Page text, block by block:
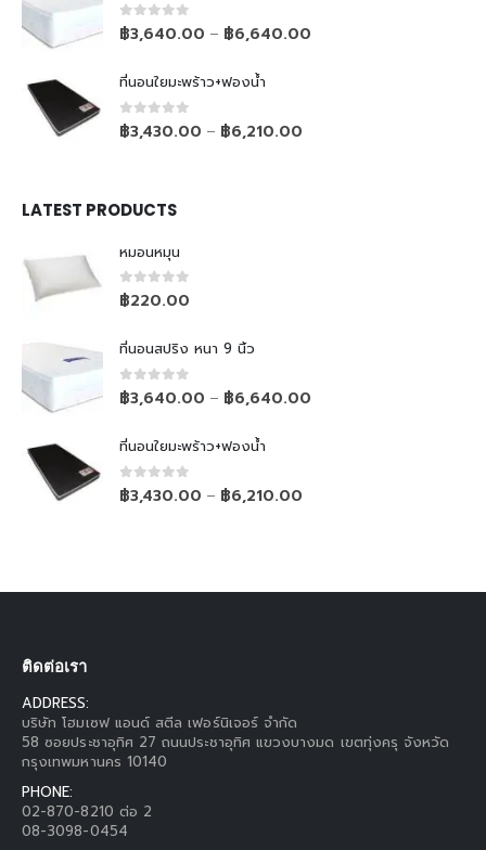
0out of 5
฿3,640.00 – ฿6,640.00
ที่นอนใยมะพร้าว+ฟองน้ำ
0out of 5
฿3,430.00 – ฿6,210.00
LATEST PRODUCTS
หมอนหมุน
0out of 5
฿220.00
ที่นอนสปริง หนา 9 นิ้ว
0out of 5
฿3,640.00 – ฿6,640.00
ที่นอนใยมะพร้าว+ฟองน้ำ
0out of 5
฿3,430.00 – ฿6,210.00
ติดต่อเรา
ADDRESS:
บริษัท โฮมเซฟ แอนด์ สตีล เฟอร์นิเจอร์ จำกัด
58 ซอยประชาอุทิศ 27 ถนนประชาอุทิศ แขวงบางมด เขตทุ่งครุ จังหวัด
กรุงเทพมหานคร 10140
PHONE:
02-870-8210 ต่อ 2
08-3098-0454